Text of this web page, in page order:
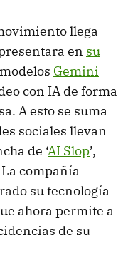
llega
en su
Gemini
con IA de forma
A esto se suma
sociales llevan
de ‘AI Slop’,
compañía
su tecnología
ahora permite a
de su